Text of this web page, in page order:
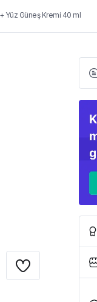
Yüz Güneş Kremi 40 ml